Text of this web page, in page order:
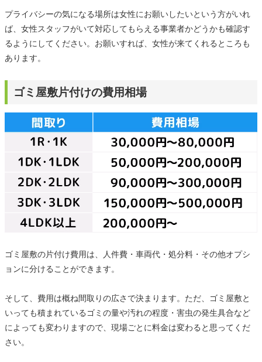
プライバシーの気になる場所は女性にお願いしたいという方がいれ
ば、女性スタッフがいて対応してもらえる事業者かどうかも確認す
るようにしてください。お願いすれば、女性が来てくれるところも
あります。
ゴミ屋敷片付けの費用相場
ゴミ屋敷の片付け費用は、人件費・車両代・処分料・その他オプシ
ョンに分けることができます。
そして、費用は概ね間取りの広さで決まります。ただ、ゴミ屋敷と
いっても積まれているゴミの量や汚れの程度・害虫の発生具合など
によっても変わりますので、現場ごとに料金は変わると思ってくだ
さい。